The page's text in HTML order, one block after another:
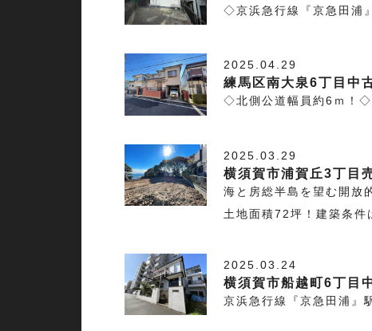
◇京浜急行線『京急田浦
2025.04.29
練馬区南大泉6丁目中
◇北側公道幅員約6ｍ！◇
2025.03.29
横須賀市浦賀丘3丁目
海と房総半島を望む開放
土地面積72坪！建築条件
2025.03.24
横須賀市船越町6丁目
京浜急行線『京急田浦』